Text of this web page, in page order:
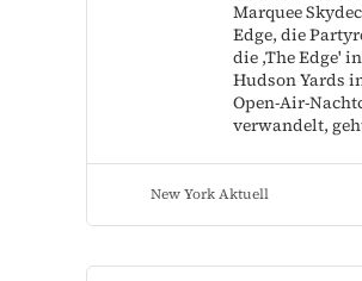
Marquee
Edge, die
die ,The Edge'
Hudson Yards
Open-Air-
verwandelt,
New York Aktuell